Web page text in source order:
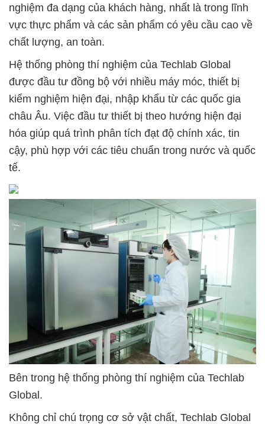
nghiệm đa dạng của khách hàng, nhất là trong lĩnh
vực thực phẩm và các sản phẩm có yêu cầu cao về
chất lượng, an toàn.
Hệ thống phòng thí nghiệm của Techlab Global
được đầu tư đồng bộ với nhiều máy móc, thiết bị
kiểm nghiệm hiện đại, nhập khẩu từ các quốc gia
châu Âu. Việc đầu tư thiết bị theo hướng hiện đại
hóa giúp quá trình phân tích đạt độ chính xác, tin
cậy, phù hợp với các tiêu chuẩn trong nước và quốc
tế.
Bên trong hệ thống phòng thí nghiệm của Techlab
Global.
Không chỉ chú trọng cơ sở vật chất, Techlab Global